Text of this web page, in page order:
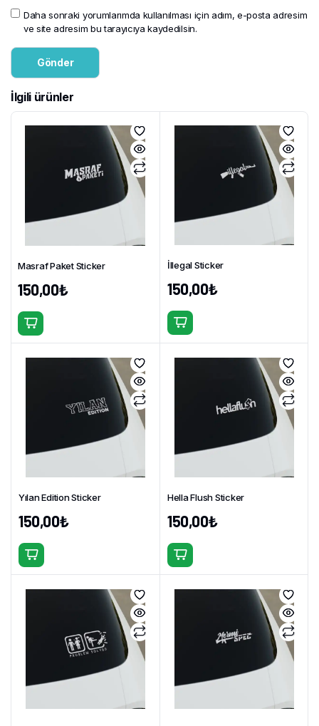
Daha sonraki yorumlarımda kullanılması için adım, e-posta adresim
ve site adresim bu tarayıcıya kaydedilsin.
İlgili ürünler
Masraf Paket Sticker
150,00₺
Bu
ürünün
varyasyonu
ürün
İllegal Sticker
150,00₺
Bu
ürünün
ürün
Yılan Edition Sticker
150,00₺
Bu
ürünün
varyasyonu
ürün
Hella Flush Sticker
150,00₺
Bu
ürünün
varyasyonu
ürün